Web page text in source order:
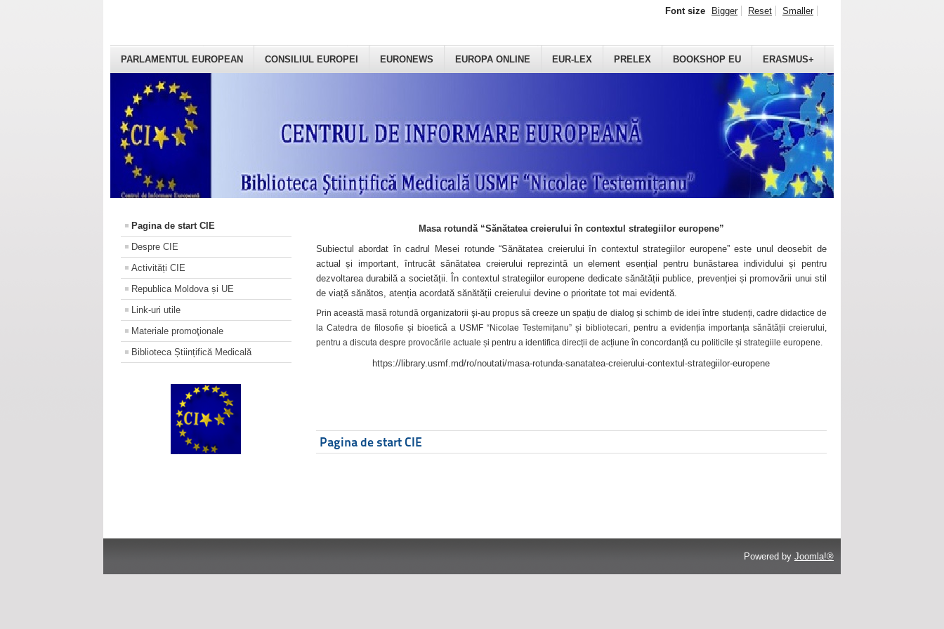
PARLAMENTUL EUROPEAN CONSILIUL EUROPEI EURONEWS EUROPA ONLINE EUR-LEX PRELEX BOOKSHOP EU ERASMUS+
Font size Bigger Reset Smaller
Pagina de start CIE
Despre CIE
Activități CIE
Republica Moldova și UE
Link-uri utile
Materiale promoţionale
Biblioteca Științifică Medicală
Masa rotundă “Sănătatea creierului în contextul strategiilor europene”
Subiectul abordat în cadrul Mesei rotunde “Sănătatea creierului în contextul strategiilor europene” este unul deosebit de
actual și important, întrucât sănătatea creierului reprezintă un element esențial pentru bunăstarea individului și pentru
dezvoltarea durabilă a societății. În contextul strategiilor europene dedicate sănătății publice, prevenției și promovării unui stil
de viață sănătos, atenția acordată sănătății creierului devine o prioritate tot mai evidentă.
Prin această masă rotundă organizatorii şi-au propus să creeze un spațiu de dialog și schimb de idei între studenți, cadre didactice de
la Catedra de filosofie și bioetică a USMF “Nicolae Testemițanu” și bibliotecari, pentru a evidenția importanța sănătății creierului,
pentru a discuta despre provocările actuale și pentru a identifica direcții de acțiune în concordanță cu politicile și strategiile europene.
https://library.usmf.md/ro/noutati/masa-rotunda-sanatatea-creierului-contextul-strategiilor-europene
Pagina de start CIE
Powered by Joomla!®